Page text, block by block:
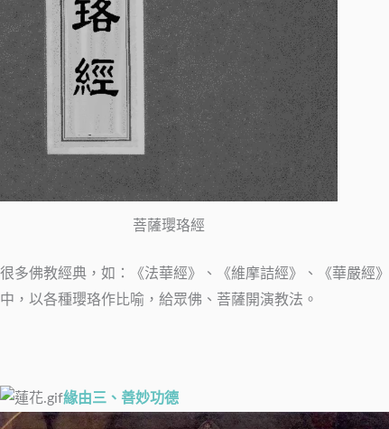
菩薩瓔珞經
很多佛教經典，如：《法華經》、《維摩詰經》、《華嚴經
中，以各種瓔珞作比喻，給眾佛、菩薩開演教法。
緣由三、善妙功德